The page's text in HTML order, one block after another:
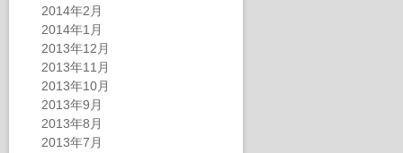
2014年2月
2014年1月
2013年12月
2013年11月
2013年10月
2013年9月
2013年8月
2013年7月